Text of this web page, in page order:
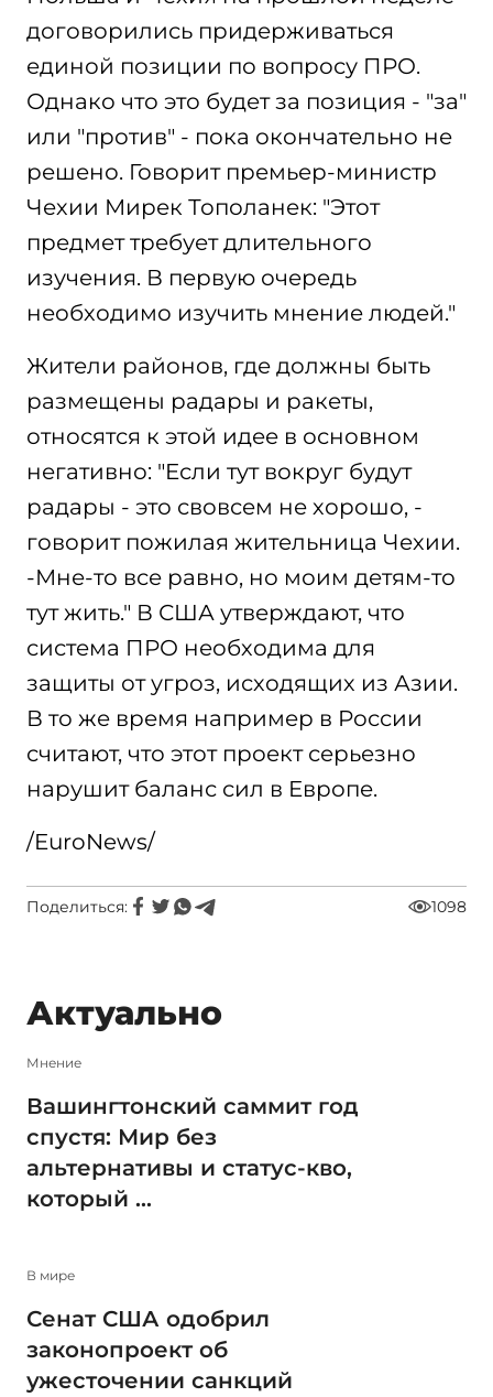
договорились придерживаться
единой позиции по вопросу ПРО.
Однако что это будет за позиция - "за"
или "против" - пока окончательно не
решено. Говорит премьер-министр
Чехии Мирек Тополанек: "Этот
предмет требует длительного
изучения. В первую очередь
необходимо изучить мнение людей."
Жители районов, где должны быть
размещены радары и ракеты,
относятся к этой идее в основном
негативно: "Eсли тут вокруг будут
радары - это свовсем не хорошо, -
говорит пожилая жительница Чехии.
-Мне-то все равно, но моим детям-то
тут жить." В США утверждают, что
система ПРО необходима для
защиты от угроз, исходящих из Азии.
В то же время например в России
считают, что этот проект серьезно
нарушит баланс сил в Eвропе.
/EuroNews/
Поделиться: 1098
Актуально
Мнение
Вашингтонский саммит год
спустя: Мир без
альтернативы и статус-кво,
который ...
В мире
Сенат США одобрил
законопроект об
ужесточении санкций